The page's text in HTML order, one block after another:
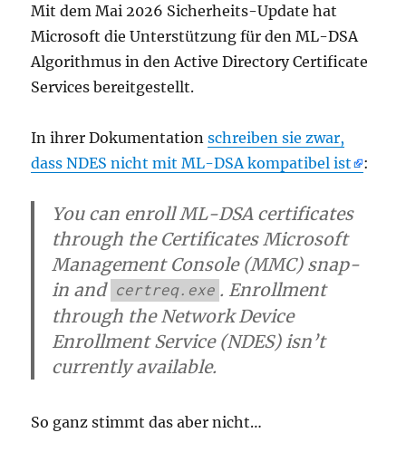
Mit dem Mai 2026 Sicherheits-Update hat
Microsoft die Unterstützung für den ML-DSA
Algorithmus in den Active Directory Certificate
Services bereitgestellt.
In ihrer Dokumentationschreiben sie zwar,
dass NDES nicht mit ML-DSA kompatibel ist
:
You can enroll ML-DSA certificates
through the Certificates Microsoft
Management Console (MMC) snap-
in and certreq.exe . Enrollment
through the Network Device
Enrollment Service (NDES) isn’t
currently available.
So ganz stimmt das aber nicht…